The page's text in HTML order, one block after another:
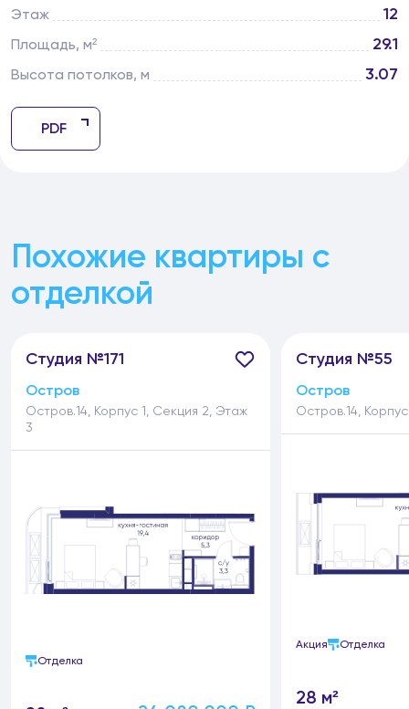
Этаж 12
Площадь, м² 29.1
Высота потолков, м 3.07
PDF
Похожие квартиры с
отделкой
Студия №171
Остров
Остров.14, Корпус 1, Секция 2, Этаж
3
Отделка
Студия №55
Остров
Остров.14,
Акция Отделка
28 м²